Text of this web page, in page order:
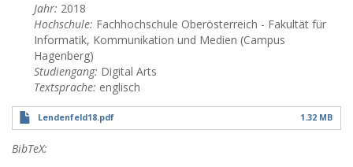
Jahr: 2018
Hochschule: Fachhochschule Oberösterreich - Fakultät für
Informatik, Kommunikation und Medien (Campus
Hagenberg)
Studiengang: Digital Arts
Textsprache: englisch
Lendenfeld18.pdf 1.32 MB
BibTeX: